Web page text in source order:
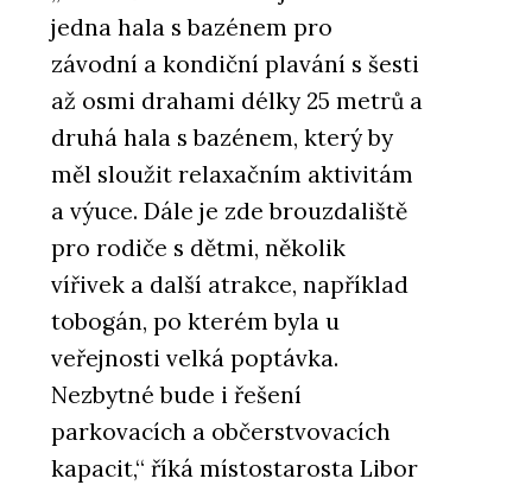
PRODUKTY
Konferenční židle Flexi Light -
PRODUKTY
Pracovní židle Arcus - LD
Seating
jedna hala s bazénem pro
závodní a kondiční plavání s šesti
až osmi drahami délky 25 metrů a
druhá hala s bazénem, který by
měl sloužit relaxačním aktivitám
a výuce. Dále je zde brouzdaliště
pro rodiče s dětmi, několik
vířivek a další atrakce, například
tobogán, po kterém byla u
veřejnosti velká poptávka.
Nezbytné bude i řešení
parkovacích a občerstvovacích
kapacit,“ říká místostarosta Libor